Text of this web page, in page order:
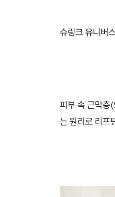
슈링크 유니버
피부 속 근막층
는 원리로 리프